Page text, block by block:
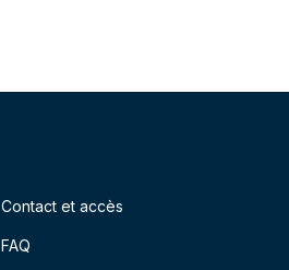
Contact et accès
FAQ